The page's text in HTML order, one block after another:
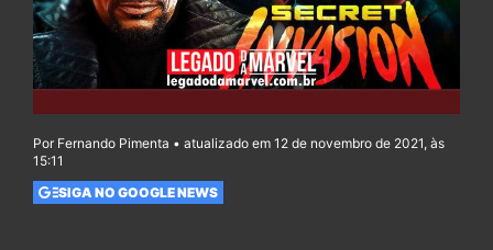
Por Fernando Pimenta • atualizado em 12 de novembro de 2021, às
15:11
SIGA NO GOOGLE NEWS